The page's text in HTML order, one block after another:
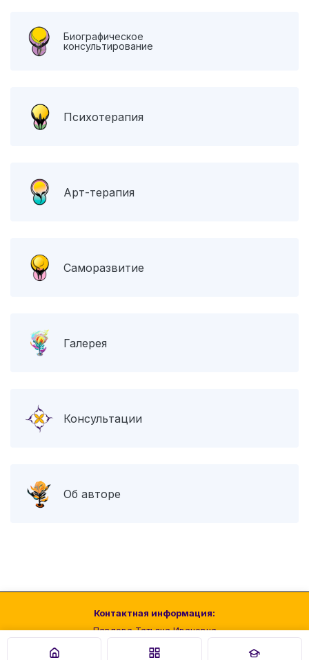
Биографическое
консультирование
Психотерапия
Арт-терапия
Саморазвитие
Галерея
Консультации
Об авторе
Контактная информация:
Павлова Татьяна Ивановна
+7 (918) 501-05-41